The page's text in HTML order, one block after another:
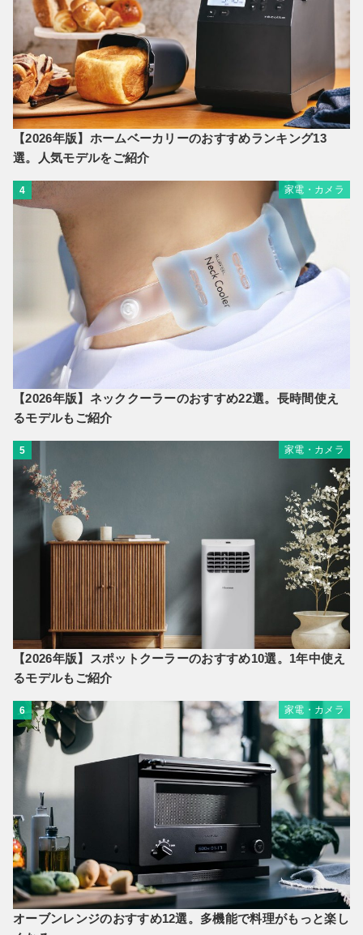
【2026年版】ホームベーカリーのおすすめランキング13
選。人気モデルをご紹介
4 家電・カメラ
【2026年版】ネッククーラーのおすすめ22選。長時間使え
るモデルもご紹介
5 家電・カメラ
【2026年版】スポットクーラーのおすすめ10選。1年中使え
るモデルもご紹介
6 家電・カメラ
オーブンレンジのおすすめ12選。多機能で料理がもっと楽し